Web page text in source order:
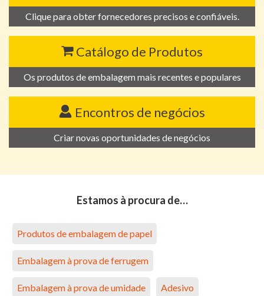
Clique para obter fornecedores precisos e confiáveis.
Catálogo de Produtos
Os produtos de embalagem mais recentes e populares
Encontros de negócios
Criar novas oportunidades de negócios
Estamos à procura de…
Produtos de embalagem de papel
Embalagem à prova de ferrugem
Embalagem à prova de umidade Adesivo